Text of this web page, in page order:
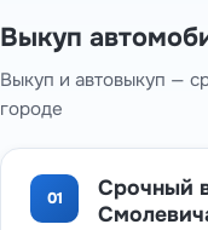
Выкуп
Выкуп и автовыкуп —
городе
01
Срочный